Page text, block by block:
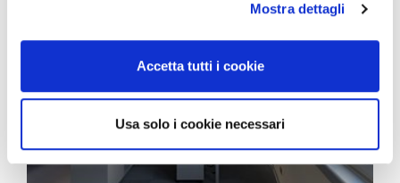
Mostra dettagli
Accetta tutti i cookie
Usa solo i cookie necessari